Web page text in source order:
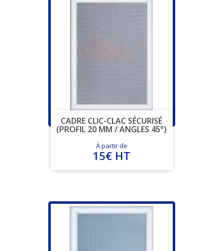
CADRE CLIC-CLAC SÉCURISÉ
(PROFIL 20 MM / ANGLES 45°)
À partir de
15€ HT